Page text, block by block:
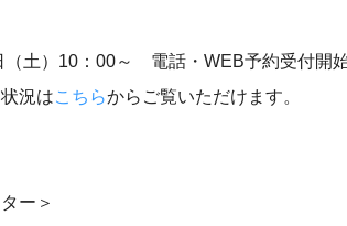
（土）10：00～ 電話・WEB予約受付開
況はこちらからご覧いただけます。
ー＞